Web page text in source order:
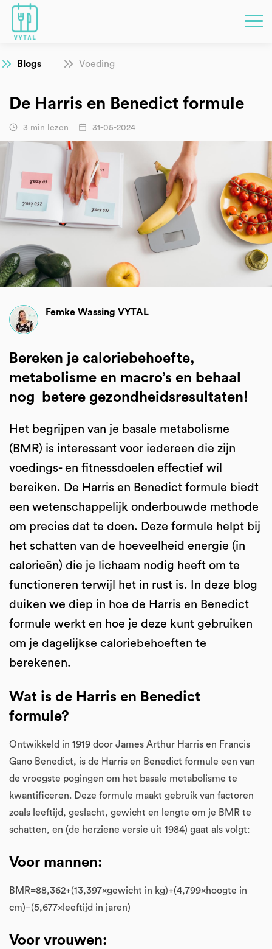
Blogs Voeding
De Harris en Benedict formule
3 min lezen 31-05-2024
Femke Wassing VYTAL
Bereken je caloriebehoefte,
metabolisme en macro’s en behaal
nog betere gezondheidsresultaten!
Het begrijpen van je basale metabolisme
(BMR) is interessant voor iedereen die zijn
voedings- en fitnessdoelen effectief wil
bereiken. De Harris en Benedict formule biedt
een wetenschappelijk onderbouwde methode
om precies dat te doen. Deze formule helpt bij
het schatten van de hoeveelheid energie (in
calorieën) die je lichaam nodig heeft om te
functioneren terwijl het in rust is. In deze blog
duiken we diep in hoe de Harris en Benedict
formule werkt en hoe je deze kunt gebruiken
om je dagelijkse caloriebehoeften te
berekenen.
Wat is de Harris en Benedict
formule?
Ontwikkeld in 1919 door James Arthur Harris en Francis
Gano Benedict, is de Harris en Benedict formule een van
de vroegste pogingen om het basale metabolisme te
kwantificeren. Deze formule maakt gebruik van factoren
zoals leeftijd, geslacht, gewicht en lengte om je BMR te
schatten, en (de herziene versie uit 1984) gaat als volgt:
Voor mannen:
BMR=88,362+(13,397×gewicht in kg)+(4,799×hoogte in
cm)−(5,677×leeftijd in jaren)
Voor vrouwen: